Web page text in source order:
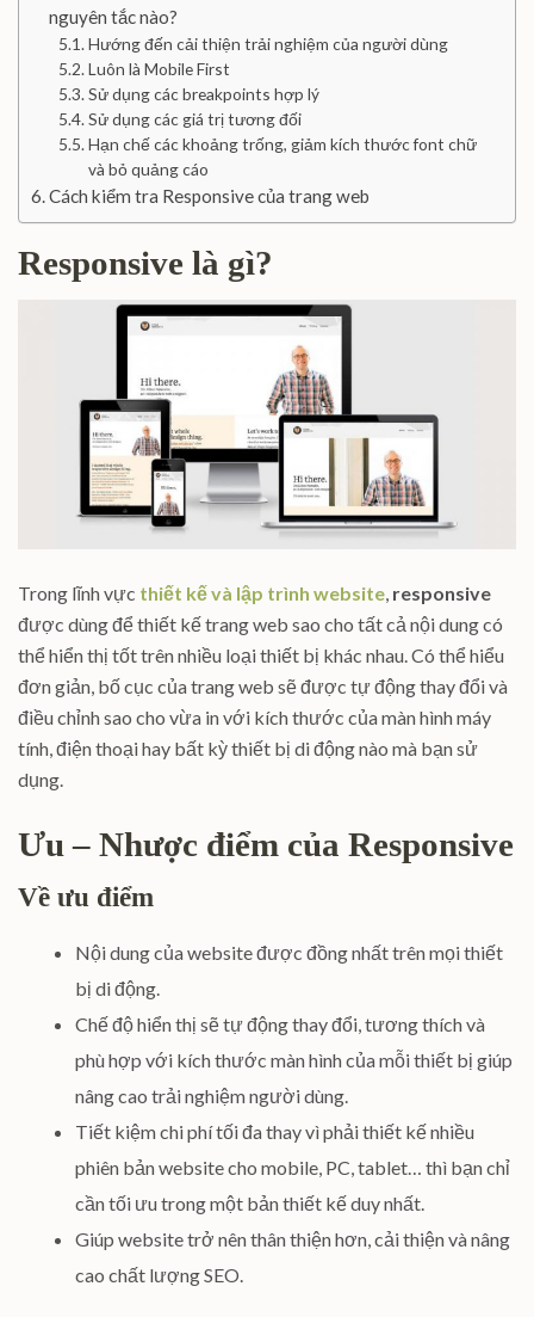
nguyên tắc nào?
Hướng đến cải thiện trải nghiệm của người dùng
Luôn là Mobile First
Sử dụng các breakpoints hợp lý
Sử dụng các giá trị tương đối
Hạn chế các khoảng trống, giảm kích thước font chữ
và bỏ quảng cáo
Cách kiểm tra Responsive của trang web
Responsive là gì?
Trong lĩnh vực thiết kế và lập trình website responsive
được dùng để thiết kế trang web sao cho tất cả nội dung có
thể hiển thị tốt trên nhiều loại thiết bị khác nhau. Có thể hiểu
đơn giản, bố cục của trang web sẽ được tự động thay đổi và
điều chỉnh sao cho vừa in với kích thước của màn hình máy
tính, điện thoại hay bất kỳ thiết bị di động nào mà bạn sử
dụng.
Ưu – Nhược điểm của Responsive
Về ưu điểm
Nội dung của website được đồng nhất trên mọi thiết
bị di động.
Chế độ hiển thị sẽ tự động thay đổi, tương thích và
phù hợp với kích thước màn hình của mỗi thiết bị giúp
nâng cao trải nghiệm người dùng.
Tiết kiệm chi phí tối đa thay vì phải thiết kế nhiều
phiên bản website cho mobile, PC, tablet… thì bạn chỉ
cần tối ưu trong một bản thiết kế duy nhất.
Giúp website trở nên thân thiện hơn, cải thiện và nâng
cao chất lượng SEO.